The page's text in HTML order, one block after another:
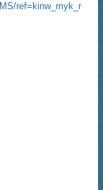
ref=kinw_myk_r